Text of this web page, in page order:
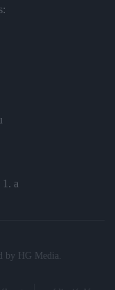
a
by HG Media